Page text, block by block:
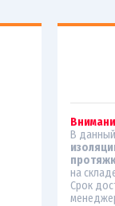
В
на
Срок